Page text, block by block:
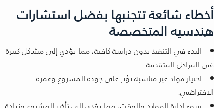
أخطاء شائعة تتجنبها بفضل استشارات
هندسيه المتخصصة
البدء في التنفيذ بدون دراسة كافية، مما يؤدي إلى مشاكل كبيرة
في المراحل المتقدمة.
اختيار مواد غير مناسبة تؤثر على جودة المشروع وعمره
الافتراضي.